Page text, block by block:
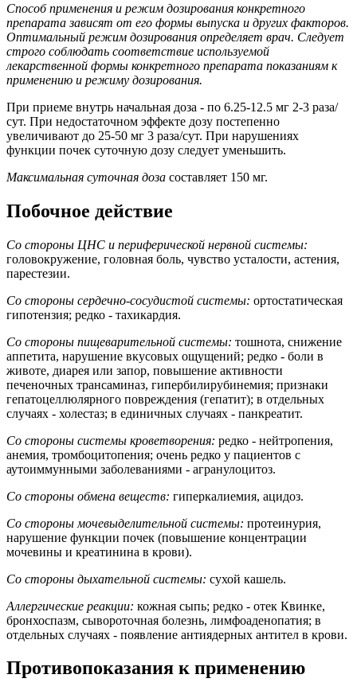
Способ применения и режим дозирования конкретного
препарата зависят от его формы выпуска и других факторов.
Оптимальный режим дозирования определяет врач. Следует
строго соблюдать соответствие используемой
лекарственной формы конкретного препарата показаниям к
применению и режиму дозирования.
При приеме внутрь начальная доза - по 6.25-12.5 мг 2-3 раза/
сут. При недостаточном эффекте дозу постепенно
увеличивают до 25-50 мг 3 раза/сут. При нарушениях
функции почек суточную дозу следует уменьшить.
Максимальная суточная доза составляет 150 мг.
Побочное действие
Со стороны ЦНС и периферической нервной системы:
головокружение, головная боль, чувство усталости, астения,
парестезии.
Со стороны сердечно-сосудистой системы: ортостатическая
гипотензия; редко - тахикардия.
Со стороны пищеварительной системы: тошнота, снижение
аппетита, нарушение вкусовых ощущений; редко - боли в
животе, диарея или запор, повышение активности
печеночных трансаминаз, гипербилирубинемия; признаки
гепатоцеллюлярного повреждения (гепатит); в отдельных
случаях - холестаз; в единичных случаях - панкреатит.
Со стороны системы кроветворения: редко - нейтропения,
анемия, тромбоцитопения; очень редко у пациентов с
аутоиммунными заболеваниями - агранулоцитоз.
Со стороны обмена веществ: гиперкалиемия, ацидоз.
Со стороны мочевыделительной системы: протеинурия,
нарушение функции почек (повышение концентрации
мочевины и креатинина в крови).
Со стороны дыхательной системы: сухой кашель.
Аллергические реакции: кожная сыпь; редко - отек Квинке,
бронхоспазм, сывороточная болезнь, лимфоаденопатия; в
отдельных случаях - появление антиядерных антител в крови.
Противопоказания к применению